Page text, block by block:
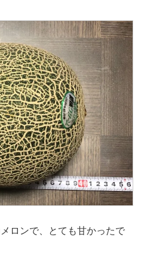
ロンで、とても甘かったで